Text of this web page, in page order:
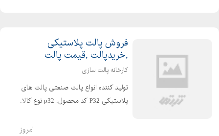
فروش پالت پلاستیکی
,خریدپالت ,قیمت پالت
کارخانه پالت سازی
تولید کننده انواع پالت صنعتی پالت های
پلاستیکی P32 کد محصول: p32 نوع کالا:
ابعاد خارجی: 15*110*130 وزن:27 kg
امروز